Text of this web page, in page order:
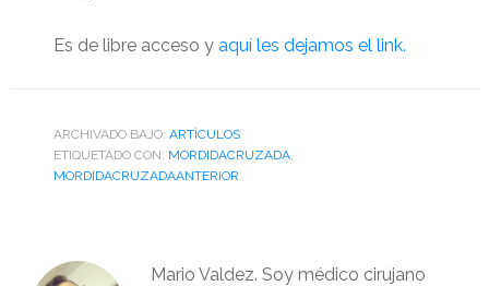
Es de libre acceso y aquí les dejamos el link.
ARCHIVADO BAJO: ARTÌCULOS
ETIQUETADO CON: MORDIDACRUZADA,
MORDIDACRUZADAANTERIOR
Mario Valdez. Soy médico cirujano